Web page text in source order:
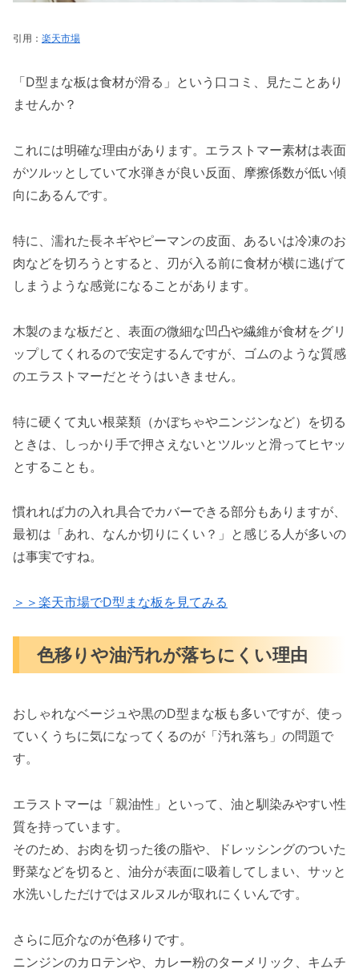
引用： 楽天市場
「D型まな板は食材が滑る」という口コミ、見たことあり
ませんか？
これには明確な理由があります。エラストマー素材は表面
がツルッとしていて水弾きが良い反面、摩擦係数が低い傾
向にあるんです。
特に、濡れた長ネギやピーマンの皮面、あるいは冷凍のお
肉などを切ろうとすると、刃が入る前に食材が横に逃げて
しまうような感覚になることがあります。
木製のまな板だと、表面の微細な凹凸や繊維が食材をグリ
ップしてくれるので安定するんですが、ゴムのような質感
のエラストマーだとそうはいきません。
特に硬くて丸い根菜類（かぼちゃやニンジンなど）を切る
ときは、しっかり手で押さえないとツルッと滑ってヒヤッ
とすることも。
慣れれば力の入れ具合でカバーできる部分もありますが、
最初は「あれ、なんか切りにくい？」と感じる人が多いの
は事実ですね。
＞＞楽天市場でD型まな板を見てみる
色移りや油汚れが落ちにくい理由
おしゃれなベージュや黒のD型まな板も多いですが、使っ
ていくうちに気になってくるのが「汚れ落ち」の問題で
す。
エラストマーは「親油性」といって、油と馴染みやすい性
質を持っています。
そのため、お肉を切った後の脂や、ドレッシングのついた
野菜などを切ると、油分が表面に吸着してしまい、サッと
水洗いしただけではヌルヌルが取れにくいんです。
さらに厄介なのが色移りです。
ニンジンのカロテンや、カレー粉のターメリック、キムチ